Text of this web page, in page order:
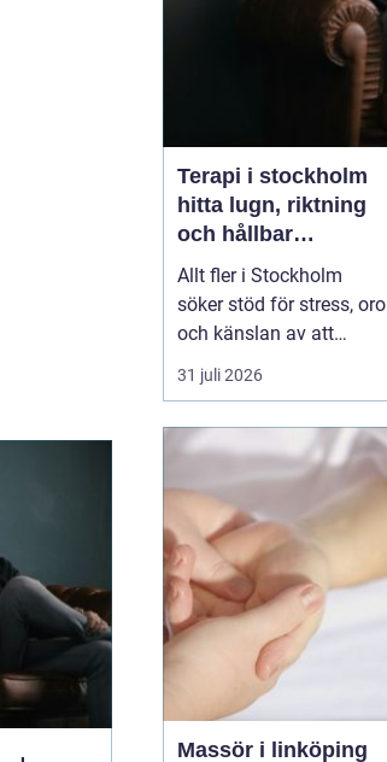
Terapi i stockholm
hitta lugn, riktning
och hållbar
förändring
Allt fler i Stockholm
söker stöd för stress, oro
och känslan av att
vardagen skenar. Många
har testat att vila mer,
men märker att det inte
räcker. Terapi blir då en
plats där någon lyssnar
på djupet, ställer rätt
frågor och h...
31 juli 2026
Massör i linköping